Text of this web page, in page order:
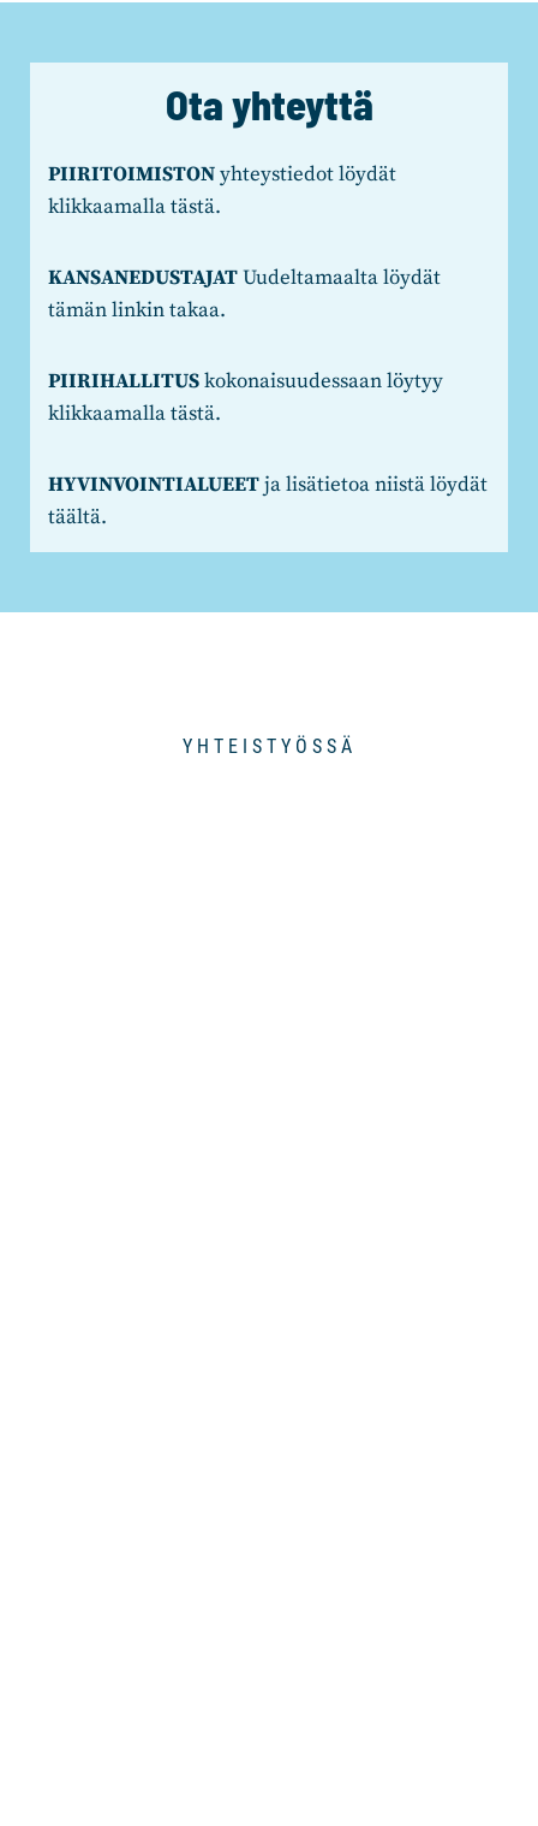
Ota yhteyttä
PIIRITOIMISTONyhteystiedot löydät
klikkaamalla tästä.
KANSANEDUSTAJATUudeltamaalta löydät
tämän linkin takaa.
PIIRIHALLITUSkokonaisuudessaan löytyy
klikkaamalla tästä.
HYVINVOINTIALUEETja lisätietoa niistä löydät
täältä.
YHTEISTYÖSSÄ